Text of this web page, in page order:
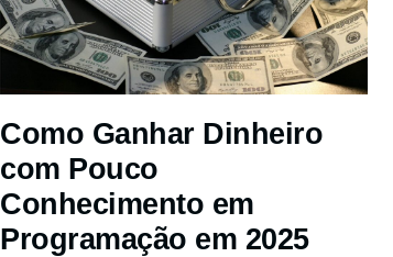
Como Ganhar Dinheiro
com Pouco
Conhecimento em
Programação em 2025